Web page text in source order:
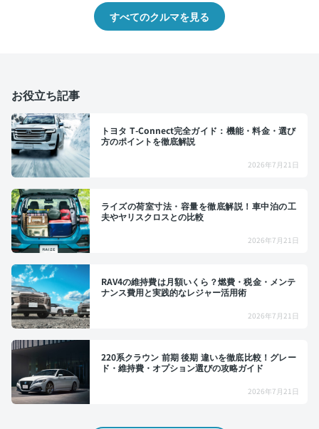
すべてのクルマを見る
お役立ち記事
トヨタ T-Connect完全ガイド：機能・料金・選び
方のポイントを徹底解説
2026年7月21日
ライズの荷室寸法・容量を徹底解説！車中泊の工
夫やヤリスクロスとの比較
2026年7月21日
RAV4の維持費は月額いくら？燃費・税金・メンテ
ナンス費用と実践的なレジャー活用術
2026年7月21日
220系クラウン 前期 後期 違いを徹底比較！グレー
ド・維持費・オプション選びの攻略ガイド
2026年7月21日